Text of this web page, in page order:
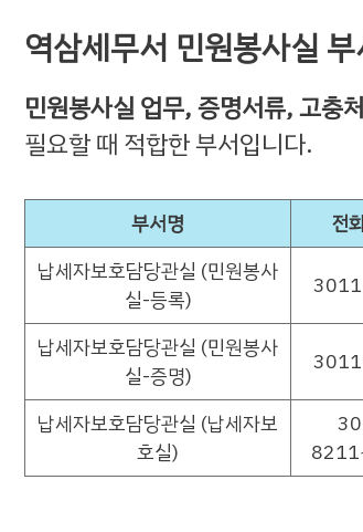
역삼세무서 민원봉사실
민원봉사실 업무, 증명서류, 고충
필요할 때 적합한 부서입니다.
부서명 전
납세자보호담당관실 (민원봉사
실-등록)
납세자보호담당관실 (민원봉사
실-증명)
납세자보호담당관실 (납세자보
호실)